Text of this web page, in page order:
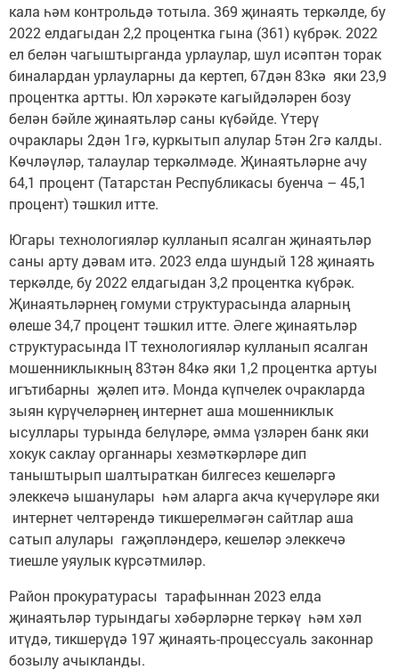
кала һәм контрольдә тотыла. 369 җинаять теркәлде, бу
2022 елдагыдан 2,2 процентка гына (361) күбрәк. 2022
ел белән чагыштырганда урлаулар, шул исәптән торак
биналардан урлауларны да кертеп, 67дән 83кә яки 23,9
процентка артты. Юл хәрәкәте кагыйдәләрен бозу
белән бәйле җинаятьләр саны күбәйде. Үтерү
очраклары 2дән 1гә, куркытып алулар 5тән 2гә калды.
Көчләүләр, талаулар теркәлмәде. Җинаятьләрне ачу
64,1 процент (Татарстан Республикасы буенча – 45,1
процент) тәшкил итте.
Югары технологияләр кулланып ясалган җинаятьләр
саны арту дәвам итә. 2023 елда шундый 128 җинаять
теркәлде, бу 2022 елдагыдан 3,2 процентка күбрәк.
Җинаятьләрнең гомуми структурасында аларның
өлеше 34,7 процент тәшкил итте. Әлеге җинаятьләр
структурасында IT технологияләр кулланып ясалган
мошенниклыкның 83тән 84кә яки 1,2 процентка артуы
игътибарны җәлеп итә. Монда күпчелек очракларда
зыян күрүчеләрнең интернет аша мошенниклык
ысуллары турында белүләре, әмма үзләрен банк яки
хокук саклау органнары хезмәткәрләре дип
таныштырып шалтыраткан билгесез кешеләргә
элеккечә ышанулары һәм аларга акча күчерүләре яки
интернет челтәрендә тикшерелмәгән сайтлар аша
сатып алулары гаҗәпләндерә, кешеләр элеккечә
тиешле уяулык күрсәтмиләр.
Район прокуратурасы тарафыннан 2023 елда
җинаятьләр турындагы хәбәрләрне теркәү һәм хәл
итүдә, тикшерүдә 197 җинаять-процессуаль законнар
бозылу ачыкланды.